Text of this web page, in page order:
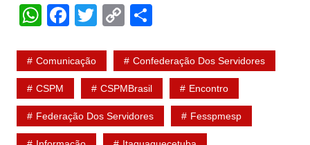
W
at
s
A
p
F
c
e
b
o
T
itt
er
C
p
y
Li
n
S
ar
e
Comunicação Confederação Dos Servidores
CSPM CSPMBrasil Encontro
Federação Dos Servidores Fesspmesp